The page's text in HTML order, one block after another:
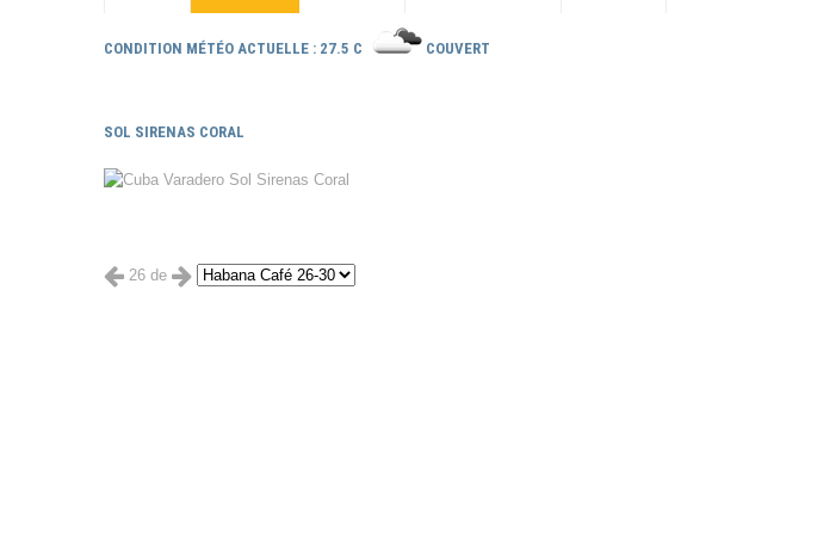
CONDITION MÉTÉO ACTUELLE : 27.5 C COUVERT
SOL SIRENAS CORAL
26 de